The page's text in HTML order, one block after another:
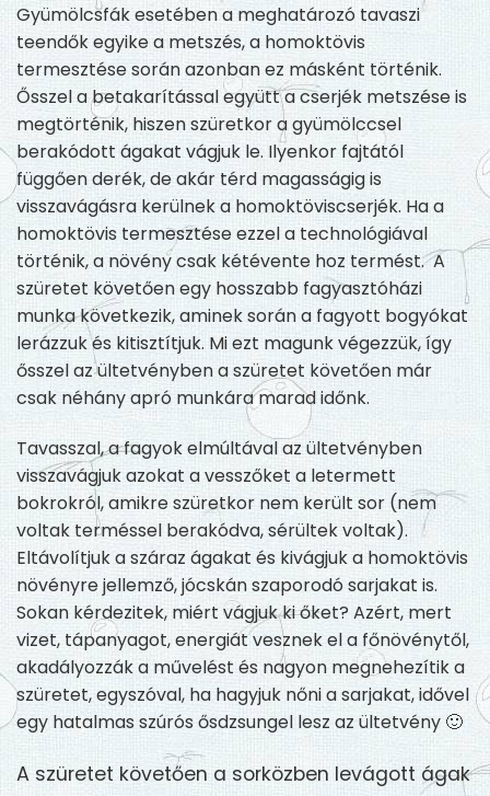
Gyümölcsfák esetében a meghatározó tavaszi
teendők egyike a metszés, a homoktövis
termesztése során azonban ez másként történik.
Ősszel a betakarítással együtt a cserjék metszése is
megtörténik, hiszen szüretkor a gyümölccsel
berakódott ágakat vágjuk le. Ilyenkor fajtától
függően derék, de akár térd magasságig is
visszavágásra kerülnek a homoktöviscserjék. Ha a
homoktövis termesztése ezzel a technológiával
történik, a növény csak kétévente hoz termést. A
szüretet követően egy hosszabb fagyasztóházi
munka következik, aminek során a fagyott bogyókat
lerázzuk és kitisztítjuk. Mi ezt magunk végezzük, így
ősszel az ültetvénybena szüretet követően már
csak néhány apró munkára marad időnk.
Tavasszal, a fagyok elmúltával az ültetvényben
visszavágjuk azokat a vesszőket a letermett
bokrokról, amikre szüretkor nem került sor (nem
voltak terméssel berakódva, sérültek voltak).
Eltávolítjuk a száraz ágakat és kivágjuk a homoktövis
növényre jellemző, jócskán szaporodó sarjakat is.
Sokan kérdezitek, miért vágjuk ki őket? Azért, mert
vizet, tápanyagot, energiát vesznek el a főnövénytől,
akadályozzák a művelést és nagyon megnehezítik a
szüretet, egyszóval, ha hagyjuk nőni a sarjakat, idővel
egy hatalmasszúrósősdzsungel lesz az ültetvény 🙂
A szüretet követően a sorközben levágott ágak